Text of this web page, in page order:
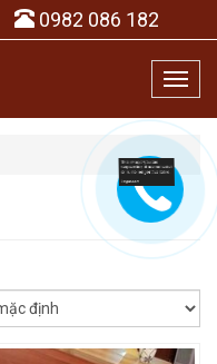
0982 086 182